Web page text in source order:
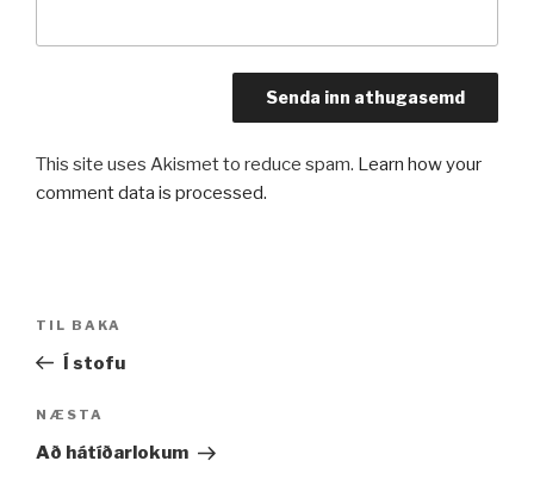
This site uses Akismet to reduce spam. Learn how your
comment data is processed.
Fyrri
færsla
TIL BAKA
Í stofu
Næsta
færsla
NÆSTA
Að hátíðarlokum